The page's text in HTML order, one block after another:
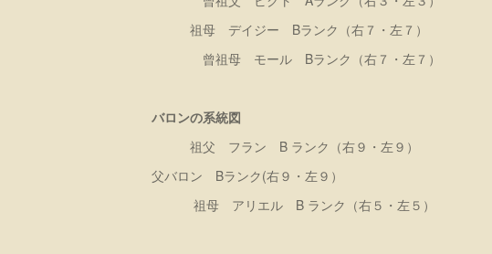
祖母 デイジー Bランク（右７・左７）
曾祖母 モール Bランク（右７・左７）
バロンの系統図
祖父 フラン B ランク（右９・左９）
父バロン Bランク(右９・左９）
祖母 アリエル B ランク（右５・左５）